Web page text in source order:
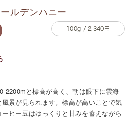
ルデンハニー
100g / 2,340円
と標高が高く、朝は眼下に雲海
景が見られます。標高が高いことで気
ヒー豆はゆっくりと甘みを蓄えながら